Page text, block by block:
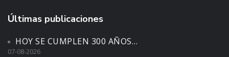
Últimas publicaciones
HOY SE CUMPLEN 300 AÑOS…
07-08-2026